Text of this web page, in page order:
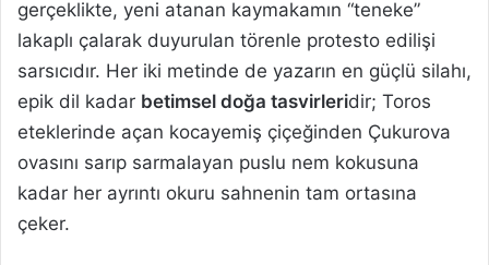
gerçeklikte, yeni atanan kaymakamın “teneke”
lakaplı çalarak duyurulan törenle protesto edilişi
sarsıcıdır. Her iki metinde de yazarın en güçlü silahı,
epik dil kadar betimsel doğa tasvirleridir; Toros
eteklerinde açan kocayemiş çiçeğinden Çukurova
ovasını sarıp sarmalayan puslu nem kokusuna
kadar her ayrıntı okuru sahnenin tam ortasına
çeker.